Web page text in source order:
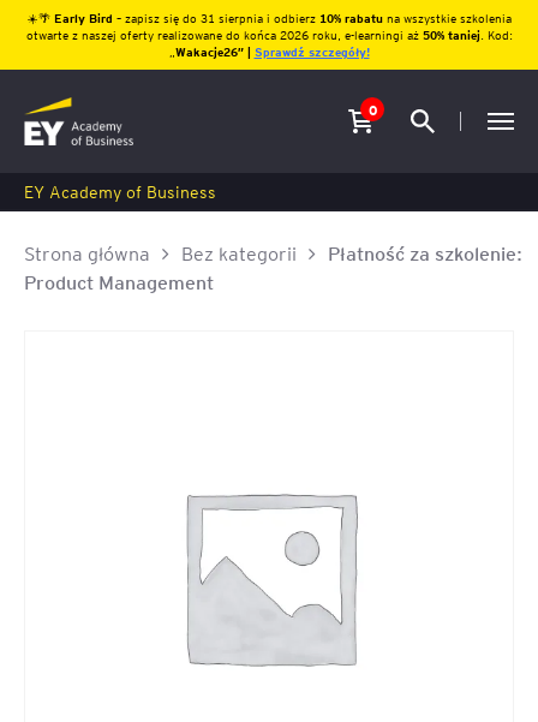
☀️🌴 Early Bird – zapisz się do 31 sierpnia i odbierz10% rabatu na wszystkie szkolenia
otwarte z naszej oferty realizowane do końca 2026 roku, e-learningi aż 50% taniej. Kod:
Wakacje26″ | Sprawdź szczegóły!
0
EY Academy of Business
Strona główna Bez kategorii
Płatność za szkolenie:
Product Management